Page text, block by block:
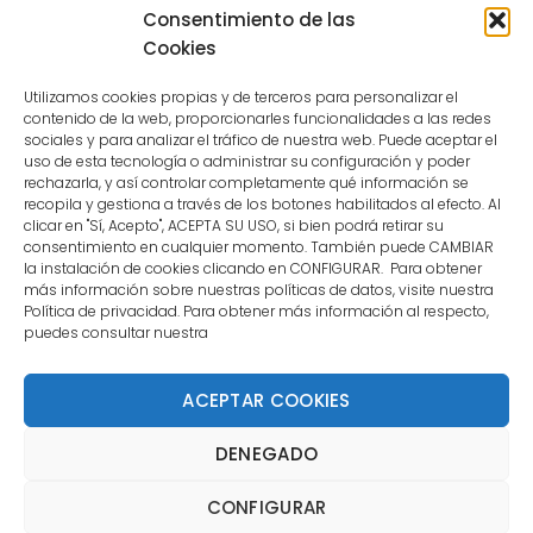
Consentimiento de las
Cookies
Utilizamos cookies propias y de terceros para personalizar el
contenido de la web, proporcionarles funcionalidades a las redes
sociales y para analizar el tráfico de nuestra web. Puede aceptar el
uso de esta tecnología o administrar su configuración y poder
rechazarla, y así controlar completamente qué información se
recopila y gestiona a través de los botones habilitados al efecto. Al
clicar en "Sí, Acepto", ACEPTA SU USO, si bien podrá retirar su
consentimiento en cualquier momento. También puede CAMBIAR
la instalación de cookies clicando en CONFIGURAR. Para obtener
más información sobre nuestras políticas de datos, visite nuestra
Política de privacidad. Para obtener más información al respecto,
puedes consultar nuestra
ACEPTAR COOKIES
DENEGADO
CONFIGURAR
because the user is not a confirmed
CONTACTO
MENÚ PRINCIPAL
MI CUENTA
DOCUMENTACIÓN
reservados. | La Mejor Tienda de Dardos y Dianas de